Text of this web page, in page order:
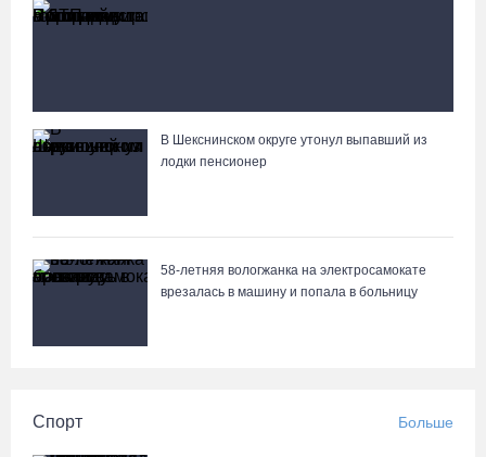
Вологжане сняли на видео медведей на Чукотке
В Шекснинском округе утонул выпавший из
лодки пенсионер
58-летняя вологжанка на электросамокате
врезалась в машину и попала в больницу
Спорт Больше